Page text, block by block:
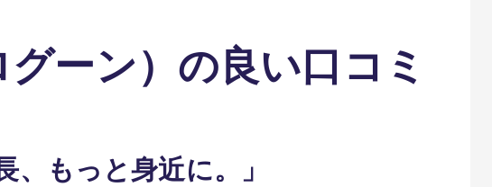
ーン）の良い口コミ
、もっと身近に。」